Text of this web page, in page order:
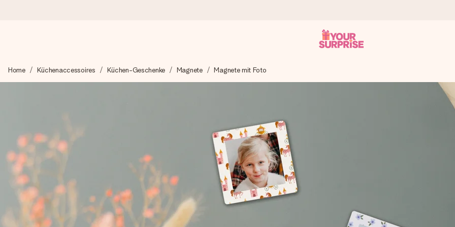
Wir bereiten dein Geschenk sorgfältig vor und schicken es blitzschnell – damit du es genau zum richtigen Zeitpunkt überreichen
Unsere Geschenke begeistern. Kunden bewerten uns mit 4,8 bei Google Reviews (Gesamtergebnis aller Länder, in die wir
Mit Liebe gemacht, im Handumdrehen
Erstelle etwas Einzigartiges in wenigen Schritten – mit ihrem Namen, deinem Foto oder einer Nachricht von Herzen. Kein Stress,
Home Küchenaccessoires Küchen-Geschenke Magnete Magnete mit Foto